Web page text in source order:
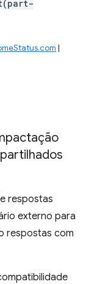
|
respostas
externo para
respostas com